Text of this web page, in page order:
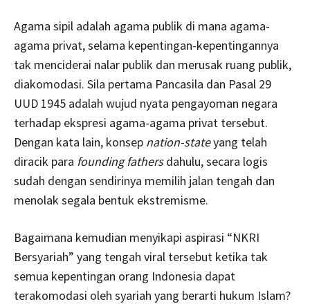
Agama sipil adalah agama publik di mana agama-
agama privat, selama kepentingan-kepentingannya
tak menciderai nalar publik dan merusak ruang publik,
diakomodasi. Sila pertama Pancasila dan Pasal 29
UUD 1945 adalah wujud nyata pengayoman negara
terhadap ekspresi agama-agama privat tersebut.
Dengan kata lain, konsep nation-stateyang telah
diracik para founding fathersdahulu, secara logis
sudah dengan sendirinya memilih jalan tengah dan
menolak segala bentuk ekstremisme.
Bagaimana kemudian menyikapi aspirasi “NKRI
Bersyariah” yang tengah viral tersebut ketika tak
semua kepentingan orang Indonesia dapat
terakomodasi oleh syariah yang berarti hukum Islam?